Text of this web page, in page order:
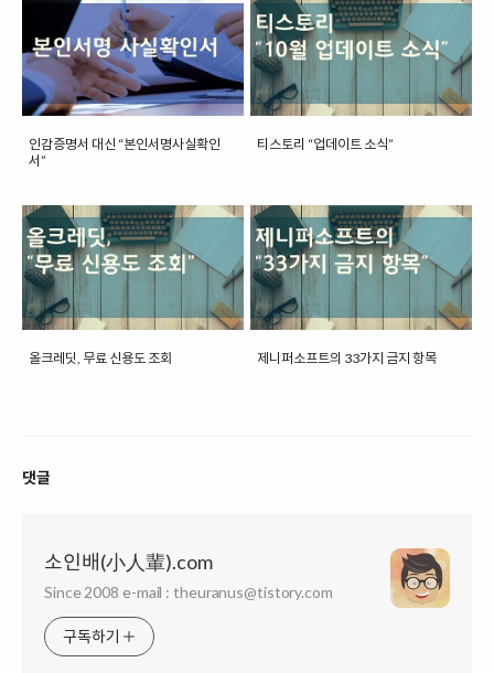
인감증명서 대신 “본인서명사실확인
서”
티스토리 “업데이트 소식”
올크레딧, 무료 신용도 조회 제니퍼소프트의 33가지 금지 항목
댓글
소인배(小人輩).com
Since 2008 e-mail : theuranus@tistory.com
구독하기